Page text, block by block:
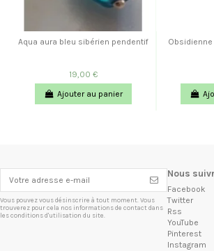
Aqua aura bleu sibérien pendentif
19,00 €
Ajouter au panier
Vous pouvez vous désinscrire à tout moment. Vous
trouverez pour cela nos informations de contact dans
les conditions d'utilisation du site.
Nous
Facebook
Twitter
Rss
YouTube
Pinterest
Instagram